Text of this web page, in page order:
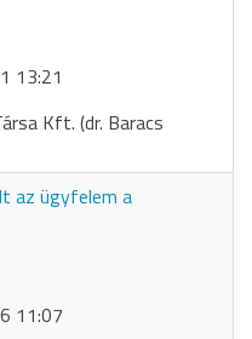
13:21
Kft. (dr. Baracs
az ügyfelem a
11:07